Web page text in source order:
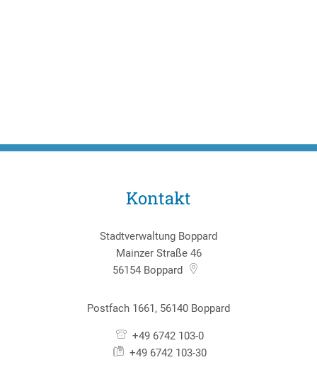
Kontakt
Stadtverwaltung Boppard
Mainzer Straße 46
56154 Boppard
Postfach 1661, 56140 Boppard
+49 6742 103-0
+49 6742 103-30